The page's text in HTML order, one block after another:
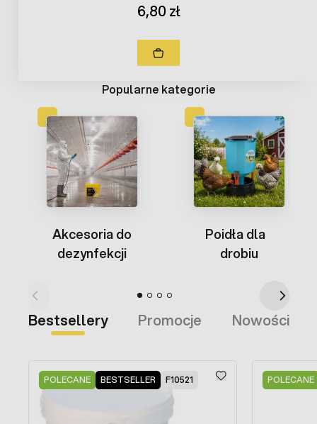
6,80 zł
Popularne kategorie
Akcesoria do
dezynfekcji
Poidła dla
drobiu
Bestsellery Promocje Nowości
POLECANE BESTSELLER F10521 POLECANE